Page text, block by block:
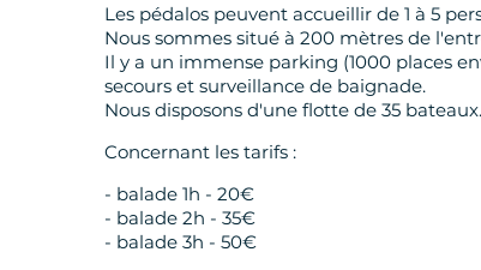
Les pédalos peuvent accueillir de 1 à 5
Nous sommes situé à 200 mètres de
Il y a un immense parking (1000 places
secours et surveillance de baignade.
Nous disposons d'une flotte de 35 bateaux.
Concernant les tarifs :
- balade 1h - 20€
- balade 2h - 35€
- balade 3h - 50€